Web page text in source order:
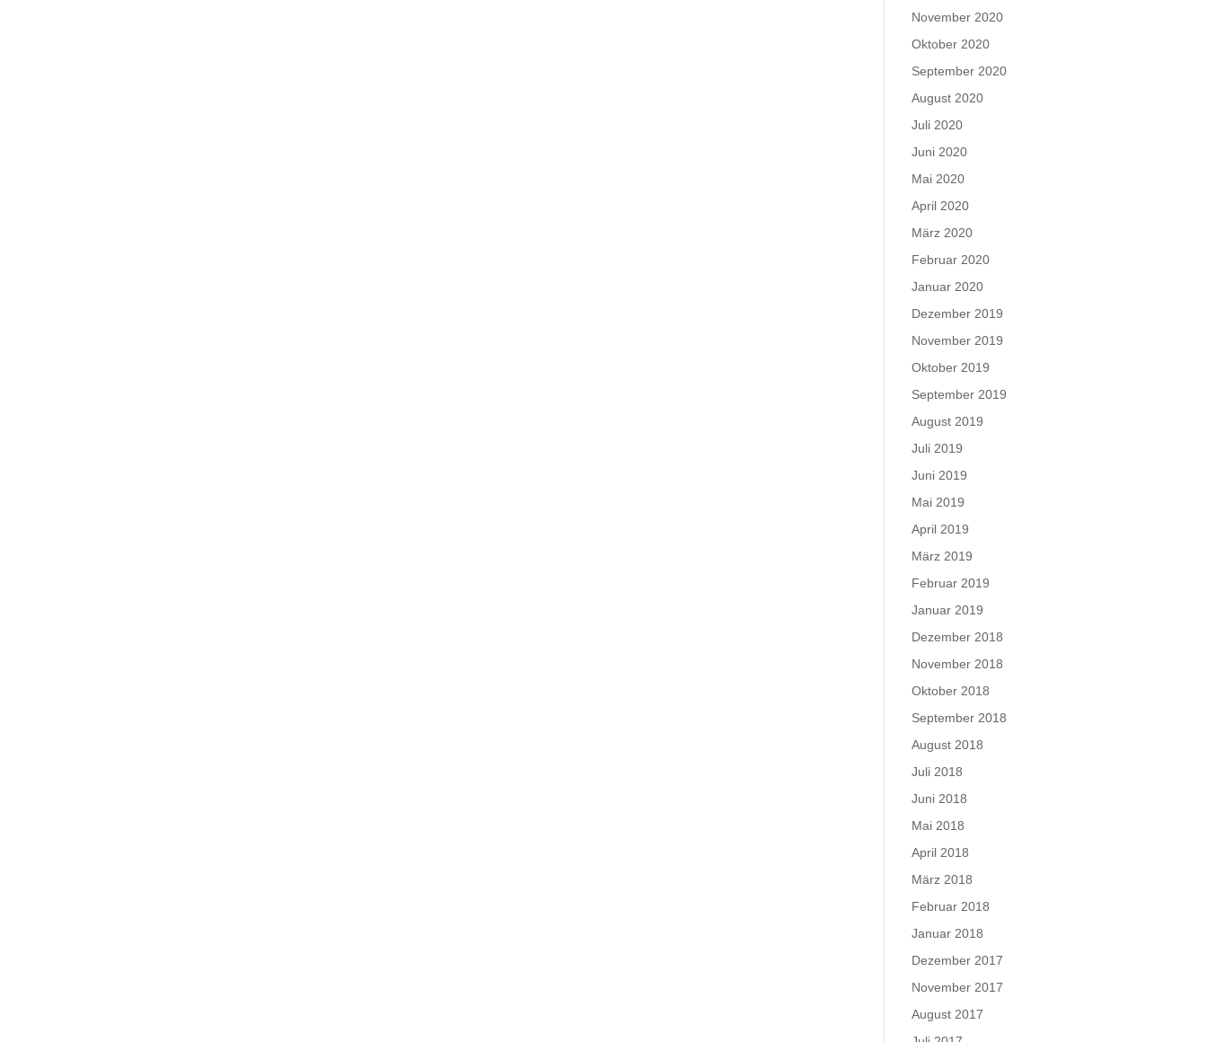
November 2020
Oktober 2020
September 2020
August 2020
Juli 2020
Juni 2020
Mai 2020
April 2020
März 2020
Februar 2020
Januar 2020
Dezember 2019
November 2019
Oktober 2019
September 2019
August 2019
Juli 2019
Juni 2019
Mai 2019
April 2019
März 2019
Februar 2019
Januar 2019
Dezember 2018
November 2018
Oktober 2018
September 2018
August 2018
Juli 2018
Juni 2018
Mai 2018
April 2018
März 2018
Februar 2018
Januar 2018
Dezember 2017
November 2017
August 2017